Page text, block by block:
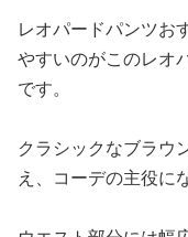
レオパードパンツお
やすいのがこのレオ
です。
クラシックなブラウ
え、コーデの主役に